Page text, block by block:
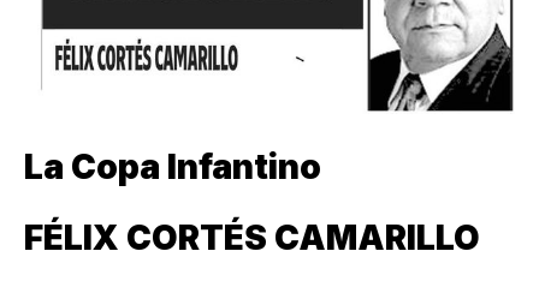
La Copa Infantino
FÉLIX CORTÉS CAMARILLO